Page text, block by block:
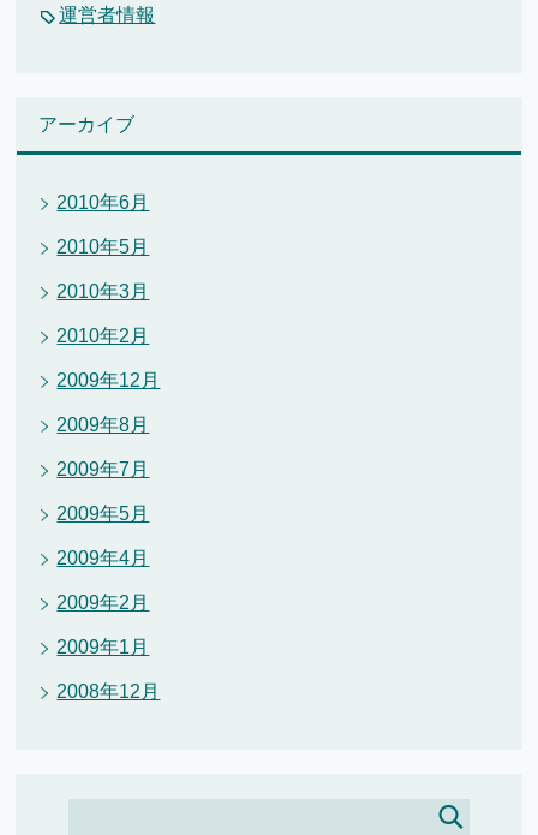
運営者情報
アーカイブ
2010年6月
2010年5月
2010年3月
2010年2月
2009年12月
2009年8月
2009年7月
2009年5月
2009年4月
2009年2月
2009年1月
2008年12月